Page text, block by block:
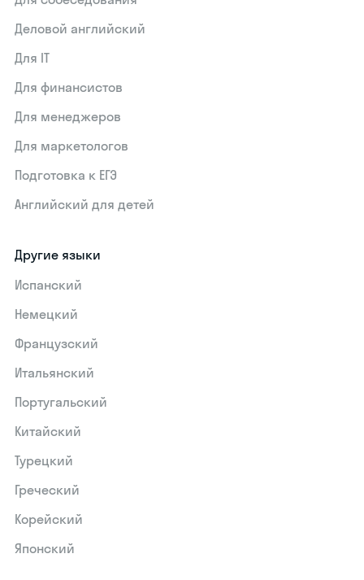
Деловой английский
Для IT
Для финансистов
Для менеджеров
Для маркетологов
Подготовка к ЕГЭ
Английский для детей
Другие языки
Испанский
Немецкий
Французский
Итальянский
Португальский
Китайский
Турецкий
Греческий
Корейский
Японский